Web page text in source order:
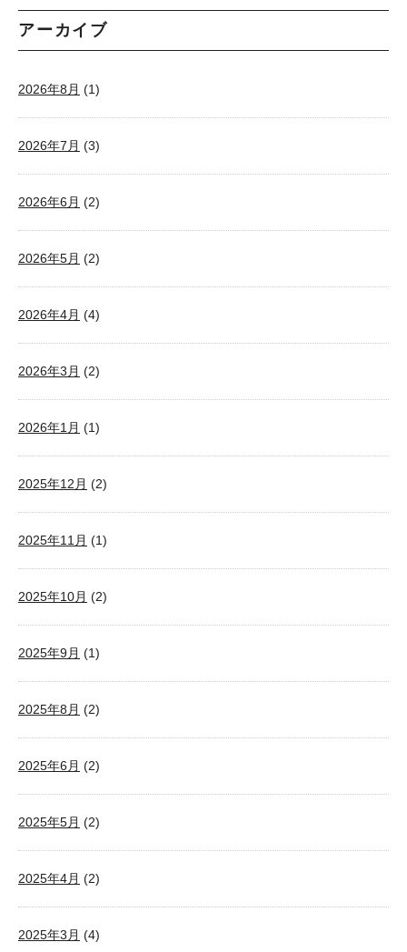
アーカイブ
2026年8月 (1)
2026年7月 (3)
2026年6月 (2)
2026年5月 (2)
2026年4月 (4)
2026年3月 (2)
2026年1月 (1)
2025年12月 (2)
2025年11月 (1)
2025年10月 (2)
2025年9月 (1)
2025年8月 (2)
2025年6月 (2)
2025年5月 (2)
2025年4月 (2)
2025年3月 (4)